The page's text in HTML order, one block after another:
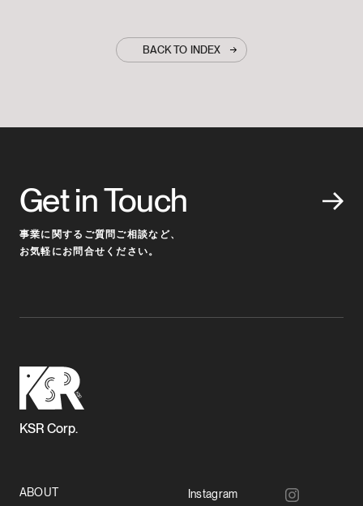
BACK TO INDEX
Get in Touch
事業に関するご質問ご相談など、
お気軽にお問合せください。
KSR Corp.
ABOUT Instagram